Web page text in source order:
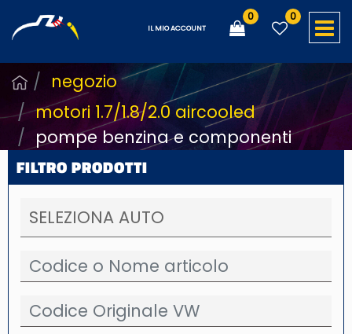
IL MIO ACCOUNT
0 0
negozio
motori 1.7/1.8/2.0 aircooled
pompe benzina e componenti
FILTRO PRODOTTI